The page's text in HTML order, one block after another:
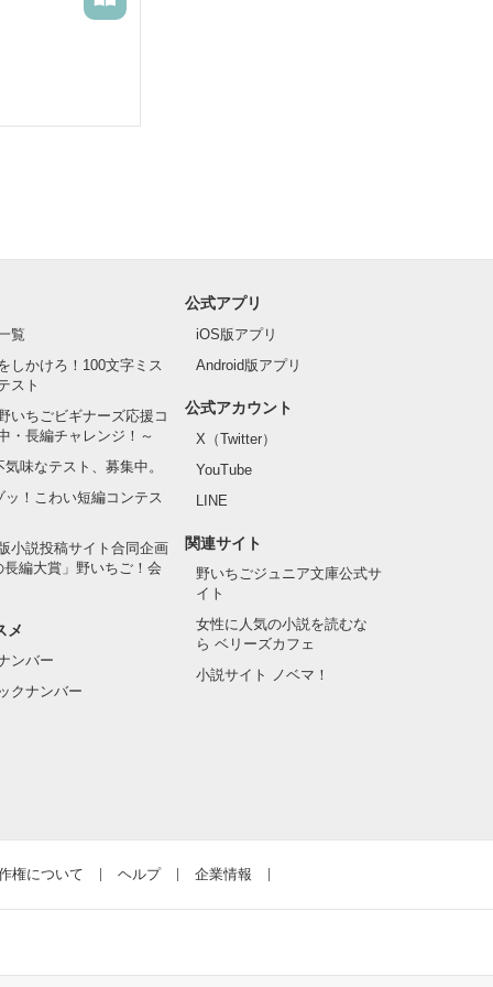
覧
しかけろ！100文字ミス
スト
いちごビギナーズ応援コ
・長編チャレンジ！～
味なテスト、募集中。
ッ！こわい短編コンテス
小説投稿サイト合同企画
長編大賞」野いちご！会
メ
ンバー
クナンバー
公式アプリ
iOS版アプリ
Android版アプリ
公式アカウント
X（Twitter）
YouTube
LINE
関連サイト
野いちごジュニア文庫公式サ
イト
女性に人気の小説を読むな
ら ベリーズカフェ
小説サイト ノベマ！
権について ヘルプ 企業情報